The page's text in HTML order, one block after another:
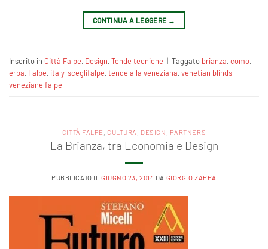
CONTINUA A LEGGERE →
Inserito in Città Falpe, Design,Tende tecniche | Taggato brianza,como,
erba, Falpe, italy,sceglifalpe,tende alla veneziana,venetian blinds,
veneziane falpe
CITTÀ FALPE , CULTURA , DESIGN , PARTNERS
La Brianza, tra Economia e Design
PUBBLICATO IL GIUGNO 23, 2014 DA GIORGIO ZAPPA